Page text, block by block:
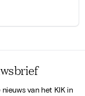
van het KIK in